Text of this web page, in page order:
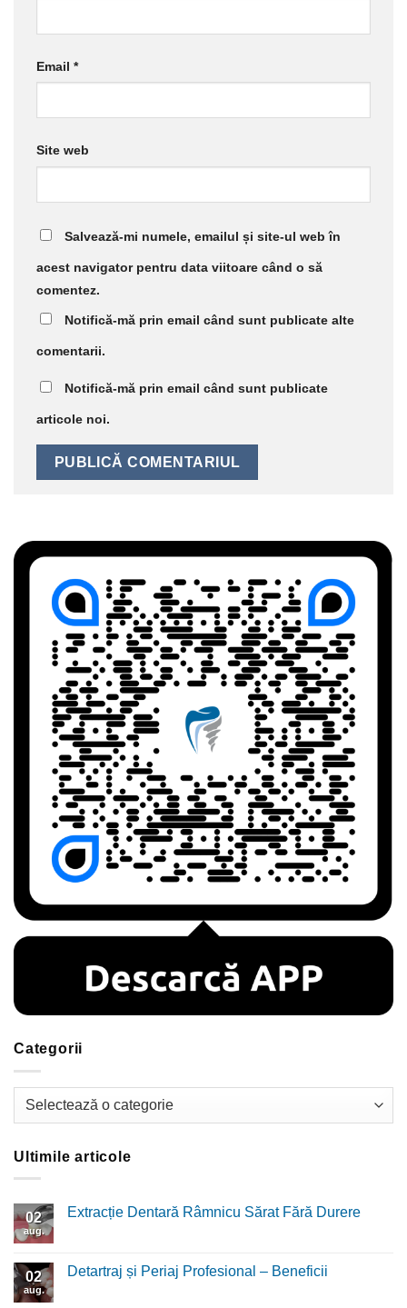
Email *
Site web
Salvează-mi numele, emailul și site-ul web în
acest navigator pentru data viitoare când o să
comentez.
Notifică-mă prin email când sunt publicate alte
comentarii.
Notifică-mă prin email când sunt publicate
articole noi.
Categorii
Categorii
Ultimile articole
02
aug.
Extracție Dentară Râmnicu Sărat Fără Durere
Extracție
Dentară
02
aug.
Detartraj și Periaj Profesional – Beneficii